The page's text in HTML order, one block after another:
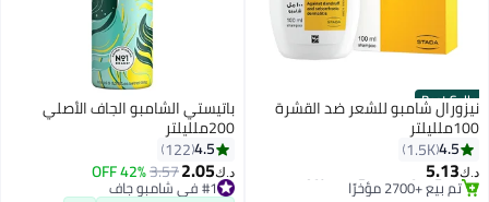
Best Seller
نيزورال شامبو للشعر ضد القشرة
100ملليلتر
4.5
1.5K
د.ك‏5.13
#1 في منتجات الشامبو
باتيستي الشامبو الجاف الأصلي
200ملليلتر
4.5
122
د.ك‏2.05
3.57
42% OFF #1 في شامبو جاف
تم بيع +320 مؤخرًا